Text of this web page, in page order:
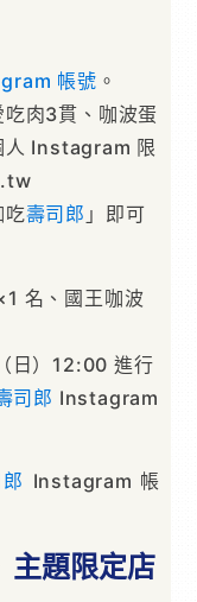
帳號 。
肉3貫、咖波蛋
人 Instagram 限
吃壽司郎 」即可
名、國王咖波
日）12:00 進行
司郎 Instagram
Instagram 帳
主題限定店